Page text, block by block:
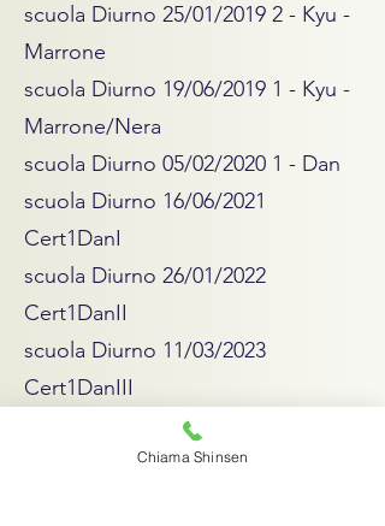
scuola Diurno 25/01/2019 2 - Kyu -
Marrone
scuola Diurno 19/06/2019 1 - Kyu -
Marrone/Nera
scuola Diurno 05/02/2020 1 - Dan
scuola Diurno 16/06/2021
Cert1DanI
scuola Diurno 26/01/2022
Cert1DanII
scuola Diurno 11/03/2023
Cert1DanIII
09/06/2024 2 - Dan
Partecipazione eventi
Chiama Shinsen